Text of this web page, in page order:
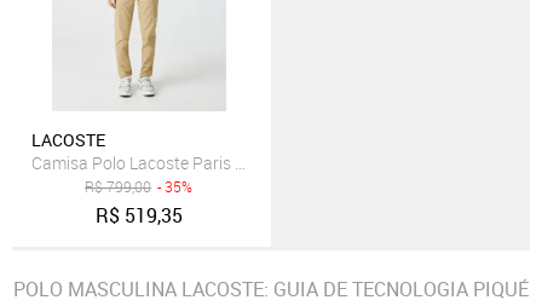
LACOSTE
R$799,00 - 35%
R$ 519,35
POLO MASCULINA LACOSTE: GUIA DE TECNOLOGIA PIQUÉ